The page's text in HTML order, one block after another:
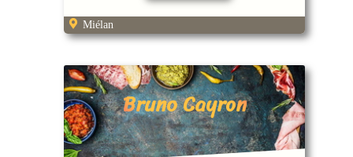
Miélan
Bruno Cayron